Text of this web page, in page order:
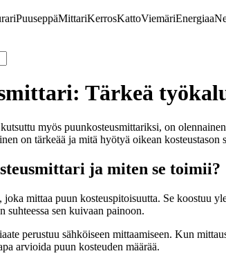
PuuseppäMittariKerrosKattoViemäriEnergiaa
Tärkeä
myös puunkosteusmittariksi, on
on tärkeää ja mitä hyötyä oikean kosteustason
ja miten se toimii?
mittaa puun kosteuspitoisuutta. Se koostuu
suhteessa sen kuivaan painoon.
perustuu sähköiseen mittaamiseen. Kun
arvioida puun kosteuden määrää.